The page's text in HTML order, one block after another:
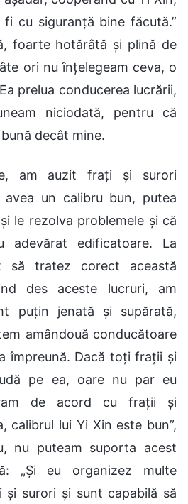
fi cu siguranță bine făcută.”
foarte hotărâtă și plină de
ori nu înțelegeam ceva, o
prelua conducerea lucrării,
niciodată, pentru că
decât mine.
am auzit frați și surori
un calibru bun, putea
le rezolva problemele și că
adevărat edificatoare. La
să tratez corect această
des aceste lucruri, am
puțin jenată și supărată,
amândouă conducătoare
împreună. Dacă toți frații și
pe ea, oare nu par eu
de acord cu frații și
calibrul lui Yi Xin este bun”,
nu puteam suporta acest
„Și eu organizez multe
și surori și sunt capabilă să